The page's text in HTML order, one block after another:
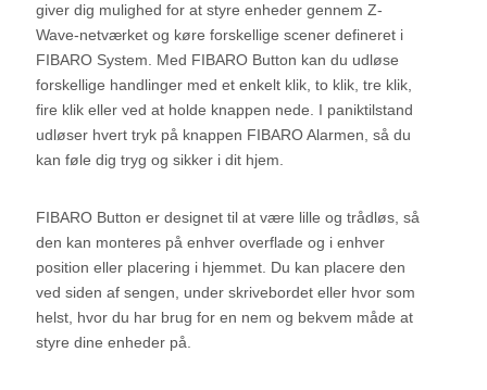
giver dig mulighed for at styre enheder gennem Z-
Wave-netværket og køre forskellige scener defineret i
FIBARO System. Med FIBARO Button kan du udløse
forskellige handlinger med et enkelt klik, to klik, tre klik,
fire klik eller ved at holde knappen nede. I paniktilstand
udløser hvert tryk på knappen FIBARO Alarmen, så du
kan føle dig tryg og sikker i dit hjem.
FIBARO Button er designet til at være lille og trådløs, så
den kan monteres på enhver overflade og i enhver
position eller placering i hjemmet. Du kan placere den
ved siden af sengen, under skrivebordet eller hvor som
helst, hvor du har brug for en nem og bekvem måde at
styre dine enheder på.